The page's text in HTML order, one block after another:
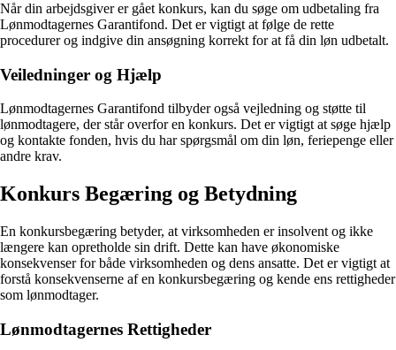
Når din arbejdsgiver er gået konkurs, kan du søge om udbetaling fra
Lønmodtagernes Garantifond. Det er vigtigt at følge de rette
procedurer og indgive din ansøgning korrekt for at få din løn udbetalt.
Veiledninger og Hjælp
Lønmodtagernes Garantifond tilbyder også vejledning og støtte til
lønmodtagere, der står overfor en konkurs. Det er vigtigt at søge hjælp
og kontakte fonden, hvis du har spørgsmål om din løn, feriepenge eller
andre krav.
Konkurs Begæring og Betydning
En konkursbegæring betyder, at virksomheden er insolvent og ikke
længere kan opretholde sin drift. Dette kan have økonomiske
konsekvenser for både virksomheden og dens ansatte. Det er vigtigt at
forstå konsekvenserne af en konkursbegæring og kende ens rettigheder
som lønmodtager.
Lønmodtagernes Rettigheder